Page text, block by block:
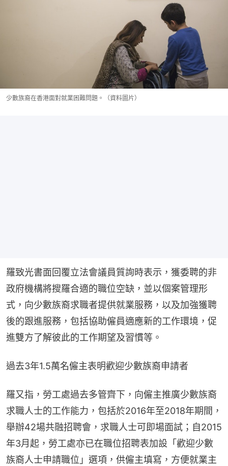
少數族裔在香港面對就業困難問題。（資料圖片）
羅致光書面回覆立法會議員質詢時表示，獲委聘的非
政府機構將搜羅合適的職位空缺，並以個案管理形
式，向少數族裔求職者提供就業服務，以及加強獲聘
後的跟進服務，包括協助僱員適應新的工作環境，促
進雙方了解彼此的工作期望及習慣等。
過去3年1.5萬名僱主表明歡迎少數族裔申請者
羅又指，勞工處過去多管齊下，向僱主推廣少數族裔
求職人士的工作能力，包括於2016年至2018年期間，
舉辦42場共融招聘會，求職人士可即場面試；自2015
年3月起，勞工處亦已在職位招聘表加設「歡迎少數
族裔人士申請職位」選項，供僱主填寫，方便就業主